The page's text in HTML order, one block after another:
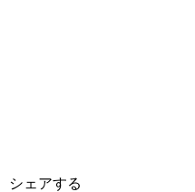
シェアする